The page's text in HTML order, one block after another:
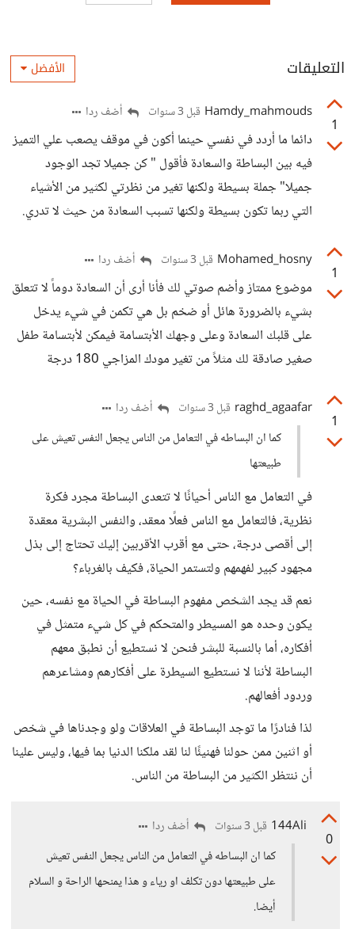
التعليقات الأفضل
1
Hamdy_mahmouds قبل 3 سنوات أضف ردا
دائما ما أردد في نفسي حينما أكون في موقف يصعب علي التميز
فيه بين البساطة والسعادة فأقول " كن جميلا تجد الوجود
جميلا" جملة بسيطة ولكنها تغير من نظرتي لكثير من الأشياء
التي ربما تكون بسيطة ولكنها تسبب السعادة من حيث لا تدري.
1
Mohamed_hosny قبل 3 سنوات أضف ردا
موضوع ممتاز وأضم صوتي لك فأنا أرى أن السعادة دوماً لا تتعلق
بشيء بالضرورة هائل أو ضخم بل هي تكمن في شيء يدخل
على قلبك السعادة وعلى وجهك الأبتسامة فيمكن لأبتسامة طفل
صغير صادقة لك مثلاً من تغير مودك المزاجي 180 درجة
1
raghd_agaafar قبل 3 سنوات
أضف ردا
كما ان البساطه في التعامل من الناس يجعل النفس تعيش على
طبيعتها
في التعامل مع الناس أحيانًا لا تتعدى البساطة مجرد فكرة
نظرية، فالتعامل مع الناس فعلًا معقد، والنفس البشرية معقدة
إلى أقصى درجة، حتى مع أقرب الأقربين إليك تحتاج إلى بذل
مجهود كبير لفهمهم ولتستمر الحياة، فكيف بالغرباء؟
نعم قد يجد الشخص مفهوم البساطة في الحياة مع نفسه، حين
يكون وحده هو المسيطر والمتحكم في كل شيء متمثل في
أفكاره، أما بالنسبة للبشر فنحن لا نستطيع أن نطبق معهم
البساطة لأننا لا نستطيع السيطرة على أفكارهم ومشاعرهم
وردود أفعالهم.
لذا فنادرًا ما توجد البساطة في العلاقات ولو وجدناها في شخص
أو اثنين ممن حولنا فهنيئًا لنا لقد ملكنا الدنيا بما فيها، وليس علينا
أن ننتظر الكثير من البساطة من الناس.
0
144Ali قبل 3 سنوات
أضف ردا
كما ان البساطه في التعامل من الناس يجعل النفس تعيش
على طبيعتها دون تكلف او رياء و هذا يمنحها الراحة و السلام
أيضا.